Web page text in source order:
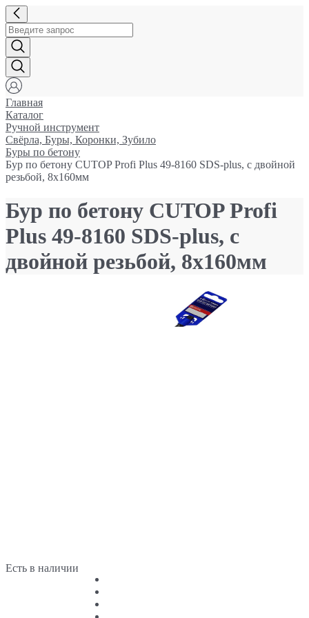
Главная
Каталог
Ручной инструмент
Свёрла, Буры, Коронки, Зубило
Буры по бетону
Бур по бетону CUTOP Profi Plus 49-8160 SDS-plus, с двойной
резьбой, 8х160мм
Бур по бетону CUTOP Profi
Plus 49-8160 SDS-plus, с
двойной резьбой, 8х160мм
Есть в наличии